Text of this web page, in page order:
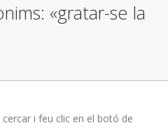
«gratar-se la
i feu clic en el botó de